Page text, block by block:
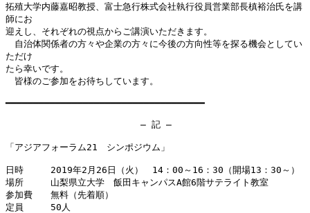
拓殖大学内藤嘉昭教授、富士急行株式会社執行役員営業部長槙裕治氏を講
師にお
迎えし、それぞれの視点からご講演いただきます。
自治体関係者の方々や企業の方々に今後の方向性等を探る機会としてい
ただけ
たら幸いです。
皆様のご参加をお待ちしています。
━━━━━━━━━━━━━━━━━━━━━━━━━━━━━━━━━━━━
― 記 ―
「アジアフォーラム21　シンポジウム」
日時　　　2019年2月26日（火）　14：00～16：30（開場13：30～）
場所　　　山梨県立大学　飯田キャンパスA館6階サテライト教室
参加費　　無料（先着順）
定員　　　50人